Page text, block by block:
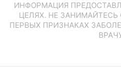
ИНФОРМАЦИЯ
ЦЕЛЯХ. НЕ
ПЕРВЫХ ПРИЗНАКАХ